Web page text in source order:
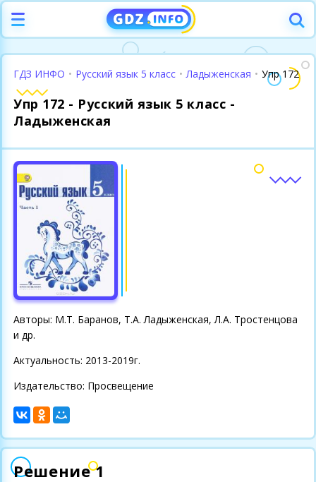
ГДЗ ИНФО • Русский язык 5 класс • Ладыженская • Упр 172
Упр 172 - Русский язык 5 класс -
Ладыженская
Авторы: М.Т. Баранов, Т.А. Ладыженская, Л.А. Тростенцова
и др.
Актуальность: 2013-2019г.
Издательство: Просвещение
Решение 1